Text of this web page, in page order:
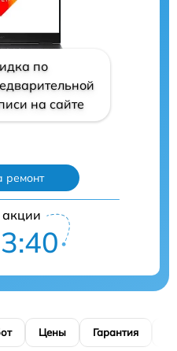
по
на сайте
ремонт
Цены Гарантия